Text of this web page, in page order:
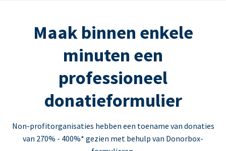
Maak binnen enkele
minuten een
professioneel
donatieformulier
Non-profitorganisaties hebben een toename van donaties
van 270% - 400%* gezien met behulp van Donorbox-